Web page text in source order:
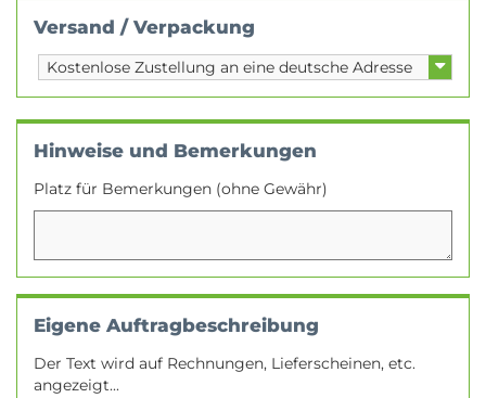
Versand / Verpackung
Hinweise und Bemerkungen
Platz für Bemerkungen (ohne Gewähr)
Eigene Auftragbeschreibung
Der Text wird auf Rechnungen, Lieferscheinen, etc.
angezeigt...